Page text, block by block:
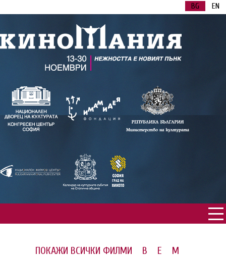
BG EN
ПОКАЖИ ВСИЧКИ ФИЛМИ B E
M